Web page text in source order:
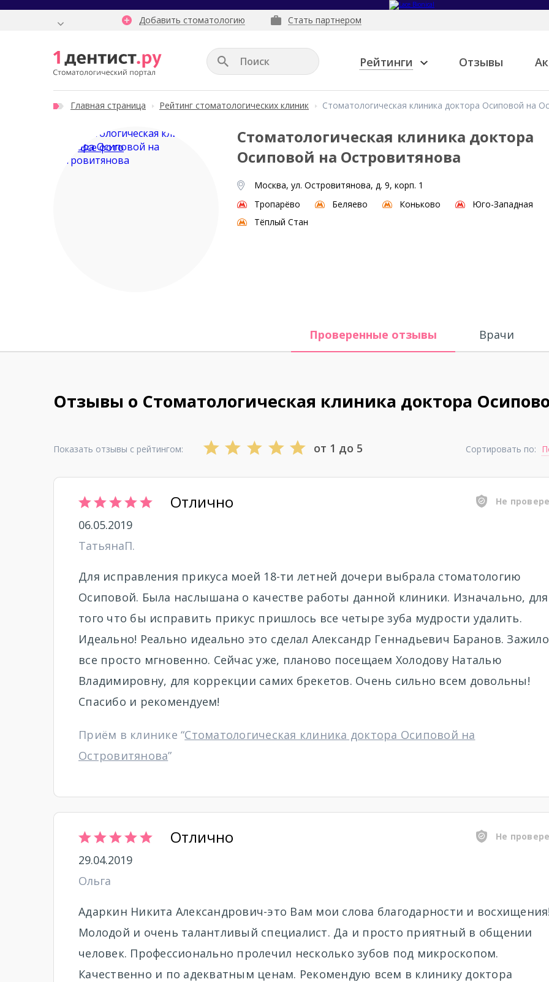
Добавить стоматологию Стать партнером
Рейтинги Отзывы
Главная страница Рейтинг стоматологических клиник Стоматологическая клиника доктора Осиповой на
Все фото
Стоматологическая клиника доктора
Осиповой на Островитянова
Москва, ул. Островитянова, д. 9, корп. 1
Тропарёво
Беляево Коньково
Юго-Западная
Тёплый Стан
Проверенные отзывы Врачи
Отзывы о Стоматологическая клиника доктора
Показать отзывы с рейтингом: от 1 до 5 Сортировать по:
Отлично Не
06.05.2019
ТатьянаП.
Для исправления прикуса моей 18-ти летней дочери выбрала стоматологию
Осиповой. Была наслышана о качестве работы данной клиники. Изначально, для
того что бы исправить прикус пришлось все четыре зуба мудрости удалить.
Идеально! Реально идеально это сделал Александр Геннадьевич Баранов. Зажило
все просто мгновенно. Сейчас уже, планово посещаем Холодову Наталью
Владимировну, для коррекции самих брекетов. Очень сильно всем довольны!
Спасибо и рекомендуем!
Приём в клинике “Стоматологическая клиника доктора Осиповой на
Островитянова”
Отлично Не
29.04.2019
Ольга
Адаркин Никита Александрович-это Вам мои слова благодарности и
Молодой и очень талантливый специалист. Да и просто приятный в общении
человек. Профессионально пролечил несколько зубов под микроскопом.
Качественно и по адекватным ценам. Рекомендую всем в клинику доктора